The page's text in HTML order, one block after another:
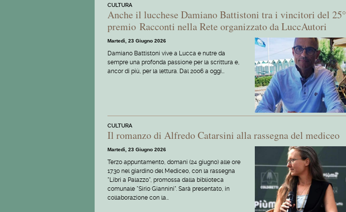
CULTURA
Anche il lucchese Damiano Battistoni tra i vincitori del 25°
premio Racconti nella Rete organizzato da LuccAutori
Martedì, 23 Giugno 2026
Damiano Battistoni vive a Lucca e nutre da
sempre una profonda passione per la scrittura e,
ancor di più, per la lettura. Dal 2006 a oggi…
CULTURA
Il romanzo di Alfredo Catarsini alla rassegna del mediceo
Martedì, 23 Giugno 2026
Terzo appuntamento, domani (24 giugno) alle ore
17.30 nel giardino del Mediceo, con la rassegna
"Libri a Palazzo", promossa dalla biblioteca
comunale "Sirio Giannini". Sarà presentato, in
collaborazione con la…